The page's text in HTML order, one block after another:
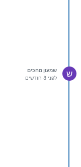
ש
שמעון מחכים
לפני 8 חודשים